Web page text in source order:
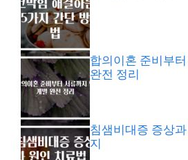
합의이혼 준비부
완전 정리
침샘비대증 증상
지